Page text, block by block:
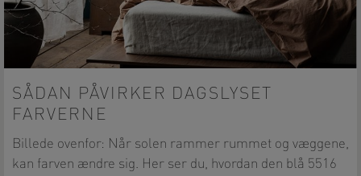
SÅDAN PÅVIRKER DAGSLYSET
FARVERNE
Billede ovenfor: Når solen rammer rummet og væggene,
kan farven ændre sig. Her ser du, hvordan den blå 5516